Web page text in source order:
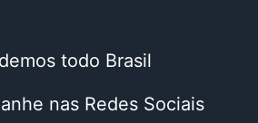
todo Brasil
nas Redes Sociais